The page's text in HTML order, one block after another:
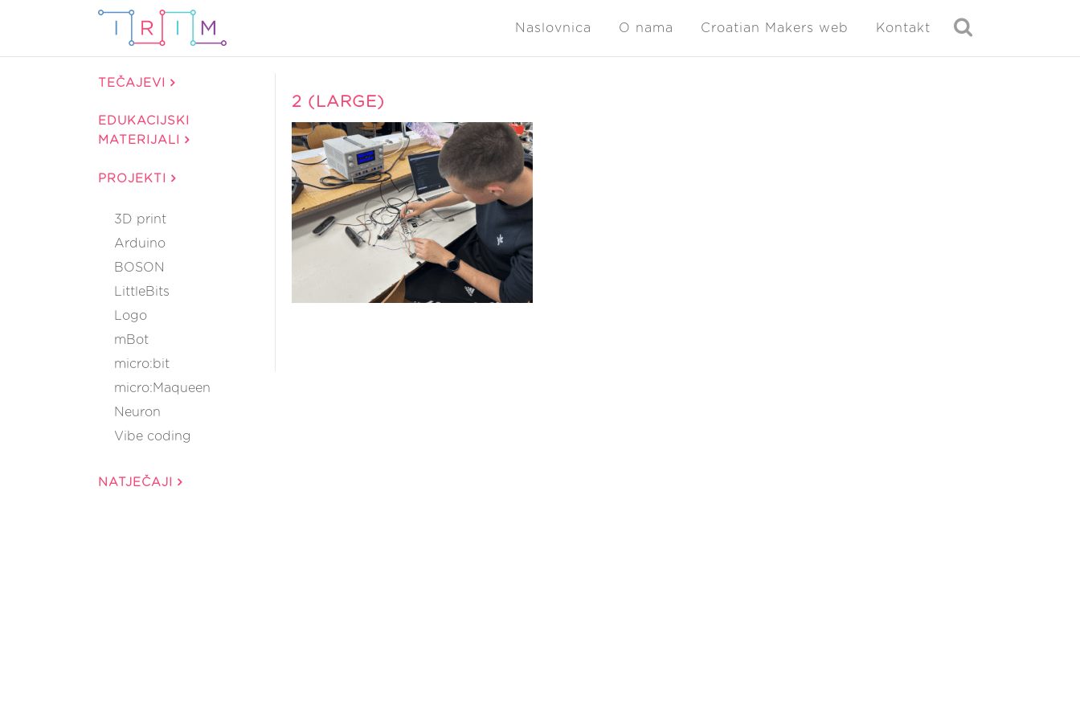
Naslovnica O nama Croatian Makers web Kontakt
TEČAJEVI
EDUKACIJSKI
MATERIJALI
PROJEKTI
3D print
Arduino
BOSON
LittleBits
Logo
mBot
micro:bit
micro:Maqueen
Neuron
Vibe coding
NATJEČAJI
2 (LARGE)